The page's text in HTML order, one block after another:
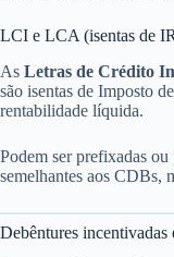
LCI e LCA (isentas de
As Letras de Crédito
são isentas de Imposto
rentabilidade líquida.
Podem ser prefixadas
semelhantes aos CDBs,
Debêntures